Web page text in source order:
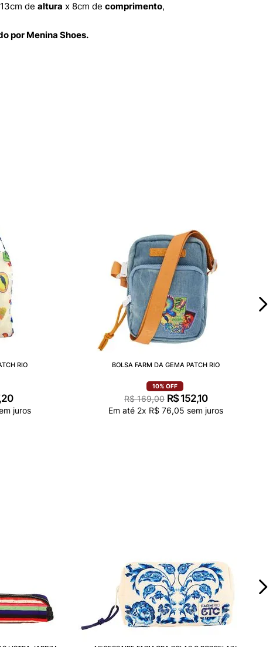
de altura x 8cm de comprimento,
por Menina Shoes.
RIO
20
juros
BOLSA FARM DA GEMA PATCH RIO
10% OFF
R$ 169,00 R$ 152,10
Em até 2x R$ 76,05 sem juros